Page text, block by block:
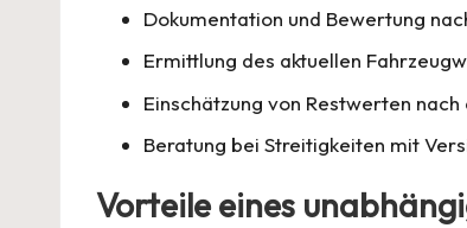
Dokumentation und Bewertung
Ermittlung des aktuellen
Einschätzung von Restwerten
Beratung bei Streitigkeiten mit
Vorteile eines